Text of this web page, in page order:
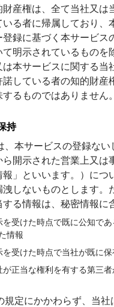
財産権は、全て当社又は
いる者に帰属しており、
登録に基づく本サービス
て明示されているものを
は本サービスに関する当
諾している者の知的財産
るものではありません。
持
、本サービスの登録ない
ら開示された営業上又は
報」といいます。）につ
洩しないものとします。
る情報は、秘密情報に
を受けた時点で既に公知で
情報
を受けた時点で当社が既に
が正当な権利を有する第三
規定にかかわらず、当社